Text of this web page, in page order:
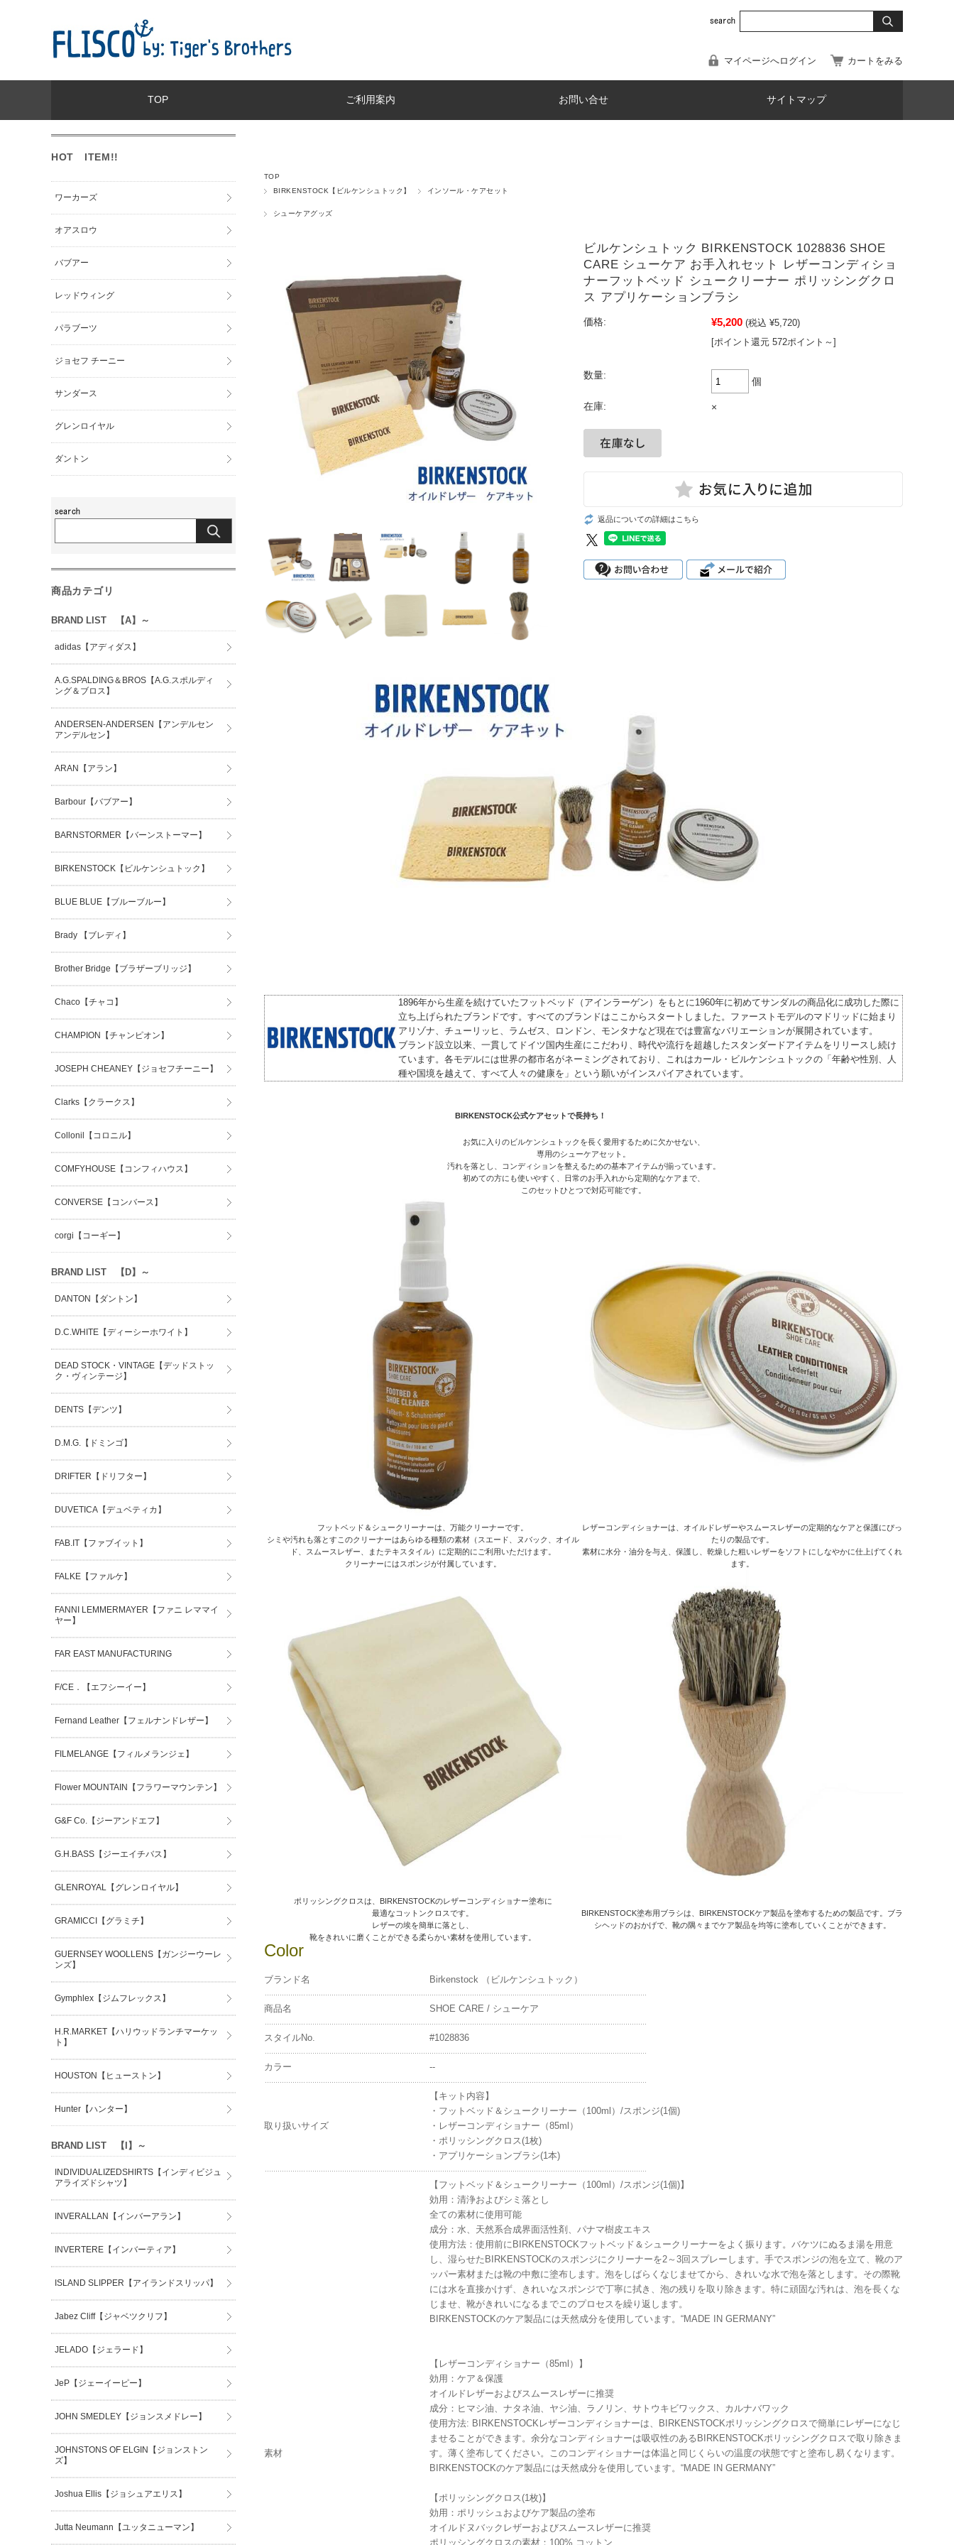
マイページへログイン カートをみる
TOP ご利用案内 お問い合せ サイトマップ
TOP
BIRKENSTOCK【ビルケンシュトック】
インソール・ケアセット
シューケアグッズ
ビルケンシュトック BIRKENSTOCK 1028836 SHOE
CARE シューケア お手入れセット レザーコンディショ
ナーフットベッド シュークリーナー ポリッシングクロ
ス アプリケーションブラシ
価格: ¥5,200 (税込 ¥5,720)
[ポイント還元 572ポイント～]
数量:
個
在庫: ×
返品についての詳細はこちら
1896年から生産を続けていたフットベッド（アインラーゲン）をもとに1960年に初めてサンダルの商品化に成功した際に
立ち上げられたブランドです。すべてのブランドはここからスタートしました。ファーストモデルのマドリッドに始まり
アリゾナ、チューリッヒ、ラムゼス、ロンドン、モンタナなど現在では豊富なバリエーションが展開されています。
ブランド設立以来、一貫してドイツ国内生産にこだわり、時代や流行を超越したスタンダードアイテムをリリースし続け
ています。各モデルには世界の都市名がネーミングされており、これはカール・ビルケンシュトックの「年齢や性別、人
種や国境を越えて、すべて人々の健康を」という願いがインスパイアされています。
BIRKENSTOCK公式ケアセットで長持ち！
お気に入りのビルケンシュトックを長く愛用するために欠かせない、
専用のシューケアセット。
汚れを落とし、コンディションを整えるための基本アイテムが揃っています。
初めての方にも使いやすく、日常のお手入れから定期的なケアまで、
このセットひとつで対応可能です。
フットベッド＆シュークリーナーは、万能クリーナーです。
シミや汚れも落とすこのクリーナーはあらゆる種類の素材（スエード、ヌバック、オイル
ド、スムースレザー、またテキスタイル）に定期的にご利用いただけます。
クリーナーにはスポンジが付属しています。
レザーコンディショナーは、オイルドレザーやスムースレザーの定期的なケアと保護にぴっ
たりの製品です。
素材に水分・油分を与え、保護し、乾燥した粗いレザーをソフトにしなやかに仕上げてくれ
ます。
ポリッシングクロスは、BIRKENSTOCKのレザーコンディショナー塗布に
最適なコットンクロスです。
レザーの埃を簡単に落とし、
靴をきれいに磨くことができる柔らかい素材を使用しています。
BIRKENSTOCK塗布用ブラシは、BIRKENSTOCKケア製品を塗布するための製品です。ブラ
シヘッドのおかげで、靴の隅々までケア製品を均等に塗布していくことができます。
Color
ブランド名 Birkenstock （ビルケンシュトック）
商品名 SHOE CARE / シューケア
スタイルNo. #1028836
カラー --
取り扱いサイズ
【キット内容】
・フットベッド＆シュークリーナー（100ml）/スポンジ(1個)
・レザーコンディショナー（85ml）
・ポリッシングクロス(1枚)
・アプリケーションブラシ(1本)
素材
【フットベッド＆シュークリーナー（100ml）/スポンジ(1個)】
効用：清浄およびシミ落とし
全ての素材に使用可能
成分：水、天然系合成界面活性剤、パナマ樹皮エキス
使用方法：使用前にBIRKENSTOCKフットベッド＆シュークリーナーをよく振ります。バケツにぬるま湯を用意
し、湿らせたBIRKENSTOCKのスポンジにクリーナーを2～3回スプレーします。手でスポンジの泡を立て、靴のア
ッパー素材または靴の中敷に塗布します。泡をしばらくなじませてから、きれいな水で泡を落とします。その際靴
には水を直接かけず、きれいなスポンジで丁寧に拭き、泡の残りを取り除きます。特に頑固な汚れは、泡を長くな
じませ、靴がきれいになるまでこのプロセスを繰り返します。
BIRKENSTOCKのケア製品には天然成分を使用しています。“MADE IN GERMANY”
【レザーコンディショナー（85ml）】
効用：ケア＆保護
オイルドレザーおよびスムースレザーに推奨
成分：ヒマシ油、ナタネ油、ヤシ油、ラノリン、サトウキビワックス、カルナバワック
使用方法: BIRKENSTOCKレザーコンディショナーは、BIRKENSTOCKポリッシングクロスで簡単にレザーになじ
ませることができます。余分なコンディショナーは吸収性のあるBIRKENSTOCKポリッシングクロスで取り除きま
す。薄く塗布してください。このコンディショナーは体温と同じくらいの温度の状態ですと塗布し易くなります。
BIRKENSTOCKのケア製品には天然成分を使用しています。“MADE IN GERMANY”
【ポリッシングクロス(1枚)】
効用：ポリッシュおよびケア製品の塗布
オイルドヌバックレザーおよびスムースレザーに推奨
ポリッシングクロスの素材：100% コットン
HOT ITEM!!
ワーカーズ
オアスロウ
バブアー
レッドウィング
パラブーツ
ジョセフ チーニー
サンダース
グレンロイヤル
ダントン
商品カテゴリ
BRAND LIST 【A】～
adidas【アディダス】
A.G.SPALDING＆BROS【A.G.スポルディ
ング＆ブロス】
ANDERSEN-ANDERSEN【アンデルセン
アンデルセン】
ARAN【アラン】
Barbour【バブアー】
BARNSTORMER【バーンストーマー】
BIRKENSTOCK【ビルケンシュトック】
BLUE BLUE【ブルーブルー】
Brady 【ブレディ】
Brother Bridge【ブラザーブリッジ】
Chaco【チャコ】
CHAMPION【チャンピオン】
JOSEPH CHEANEY【ジョセフチーニー】
Clarks【クラークス】
Collonil【コロニル】
COMFYHOUSE【コンフィハウス】
CONVERSE【コンバース】
corgi【コーギー】
BRAND LIST 【D】～
DANTON【ダントン】
D.C.WHITE【ディーシーホワイト】
DEAD STOCK・VINTAGE【デッドストッ
ク・ヴィンテージ】
DENTS【デンツ】
D.M.G.【ドミンゴ】
DRIFTER【ドリフター】
DUVETICA【デュベティカ】
FAB.IT【ファブイット】
FALKE【ファルケ】
FANNI LEMMERMAYER【ファニ レママイ
ヤー】
FAR EAST MANUFACTURING
F/CE．【エフシーイー】
Fernand Leather【フェルナンドレザー】
FILMELANGE【フィルメランジェ】
Flower MOUNTAIN【フラワーマウンテン】
G&F Co.【ジーアンドエフ】
G.H.BASS【ジーエイチバス】
GLENROYAL【グレンロイヤル】
GRAMICCI【グラミチ】
GUERNSEY WOOLLENS【ガンジーウーレ
ンズ】
Gymphlex【ジムフレックス】
H.R.MARKET【ハリウッドランチマーケッ
ト】
HOUSTON【ヒューストン】
Hunter【ハンター】
BRAND LIST 【I】～
INDIVIDUALIZEDSHIRTS【インディビジュ
アライズドシャツ】
INVERALLAN【インバーアラン】
INVERTERE【インバーティア】
ISLAND SLIPPER【アイランドスリッパ】
Jabez Cliff【ジャベツクリフ】
JELADO【ジェラード】
JeP【ジェーイーピー】
JOHN SMEDLEY【ジョンスメドレー】
JOHNSTONS OF ELGIN【ジョンストン
ズ】
Joshua Ellis【ジョシュアエリス】
Jutta Neumann【ユッタニューマン】